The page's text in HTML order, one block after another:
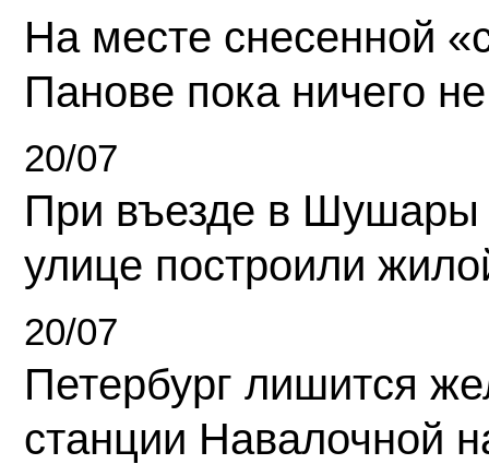
На месте снесенной
Панове пока ничего
20/07
При въезде в Шушары
улице построили
20/07
Петербург лишится
станции Навалочной